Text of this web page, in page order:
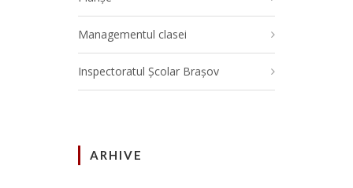
Managementul clasei
Inspectoratul Școlar Brașov
ARHIVE